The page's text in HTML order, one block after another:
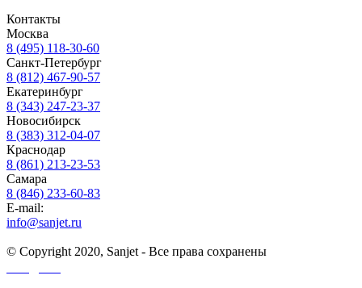
Контакты
Москва
8 (495) 118-30-60
Санкт-Петербург
8 (812) 467-90-57
Екатеринбург
8 (343) 247-23-37
Новосибирск
8 (383) 312-04-07
Краснодар
8 (861) 213-23-53
Самара
8 (846) 233-60-83
E-mail:
info@sanjet.ru
© Copyright 2020, Sanjet - Все права сохранены